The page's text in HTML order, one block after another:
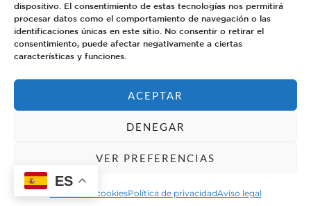
dispositivo. El consentimiento de estas tecnologías nos permitirá
procesar datos como el comportamiento de navegación o las
identificaciones únicas en este sitio. No consentir o retirar el
consentimiento, puede afectar negativamente a ciertas
características y funciones.
ACEPTAR
DENEGAR
VER PREFERENCIAS
Política de cookiesPolítica de privacidadAviso legal
POLÍTICA PRIVACIDAD
© 2024 OLIVIA SPIRITS. TODOS LOS DERECHOS
RESERVADOS.
NO LO COMPARTA CON NADIE MENOR DE LA EDAD LEGAL PARA
ES